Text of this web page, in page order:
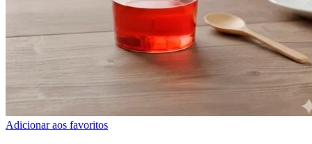
Adicionar aos favoritos